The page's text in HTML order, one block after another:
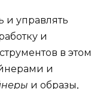
и управлять
и
в этом
и
и образы,